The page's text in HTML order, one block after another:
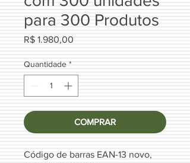
para 300 Produtos
R$ 1.980,00
Quantidade *
COMPRAR
Código de barras EAN-13 novo,